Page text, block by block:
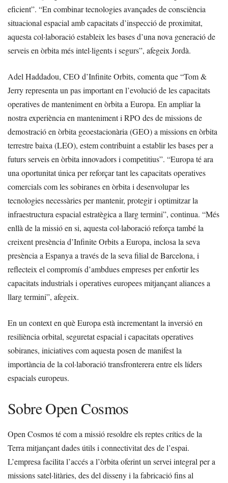
eficient”. “En combinar tecnologies avançades de consciència
situacional espacial amb capacitats d’inspecció de proximitat,
aquesta col·laboració estableix les bases d’una nova generació de
serveis en òrbita més intel·ligents i segurs”, afegeix Jordà.
Adel Haddadou, CEO d’Infinite Orbits, comenta que “Tom &
Jerry representa un pas important en l’evolució de les capacitats
operatives de manteniment en òrbita a Europa. En ampliar la
nostra experiència en manteniment i RPO des de missions de
demostració en òrbita geoestacionària (GEO) a missions en òrbita
terrestre baixa (LEO), estem contribuint a establir les bases per a
futurs serveis en òrbita innovadors i competitius”. “Europa té ara
una oportunitat única per reforçar tant les capacitats operatives
comercials com les sobiranes en òrbita i desenvolupar les
tecnologies necessàries per mantenir, protegir i optimitzar la
infraestructura espacial estratègica a llarg termini”, continua. “Més
enllà de la missió en si, aquesta col·laboració reforça també la
creixent presència d’Infinite Orbits a Europa, inclosa la seva
presència a Espanya a través de la seva filial de Barcelona, i
reflecteix el compromís d’ambdues empreses per enfortir les
capacitats industrials i operatives europees mitjançant aliances a
llarg termini”, afegeix.
En un context en què Europa està incrementant la inversió en
resiliència orbital, seguretat espacial i capacitats operatives
sobiranes, iniciatives com aquesta posen de manifest la
importància de la col·laboració transfronterera entre els líders
espacials europeus.
Sobre Open Cosmos
Open Cosmos té com a missió resoldre els reptes crítics de la
Terra mitjançant dades útils i connectivitat des de l’espai.
L’empresa facilita l’accés a l’òrbita oferint un servei integral per a
missions satel·litàries, des del disseny i la fabricació fins al